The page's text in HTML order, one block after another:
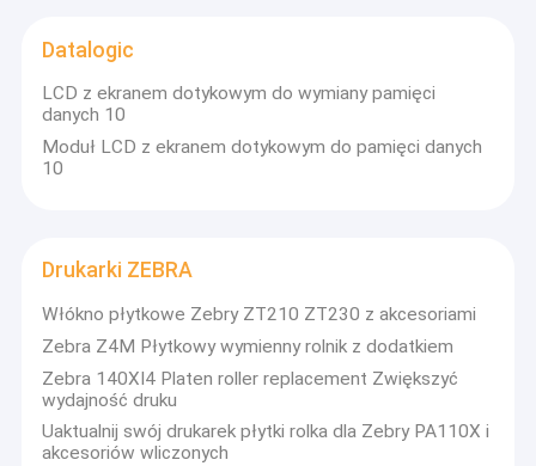
Datalogic
LCD z ekranem dotykowym do wymiany pamięci
danych 10
Moduł LCD z ekranem dotykowym do pamięci danych
10
Drukarki ZEBRA
Włókno płytkowe Zebry ZT210 ZT230 z akcesoriami
Zebra Z4M Płytkowy wymienny rolnik z dodatkiem
Zebra 140XI4 Platen roller replacement Zwiększyć
wydajność druku
Uaktualnij swój drukarek płytki rolka dla Zebry PA110X i
akcesoriów wliczonych